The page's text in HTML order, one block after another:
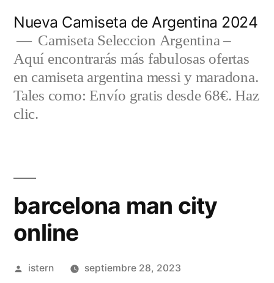
contenido
Nueva Camiseta de Argentina 2024
Camiseta Seleccion Argentina –
Aquí encontrarás más fabulosas ofertas
en camiseta argentina messi y maradona.
Tales como: Envío gratis desde 68€. Haz
clic.
barcelona man city
online
Publicado
istern septiembre 28, 2023